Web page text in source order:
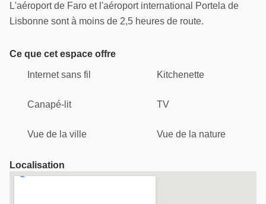
L'aéroport de Faro et l'aéroport international Portela de
Lisbonne sont à moins de 2,5 heures de route.
Ce que cet espace offre
Internet sans fil Kitchenette
Canapé-lit TV
Vue de la ville Vue de la nature
Localisation